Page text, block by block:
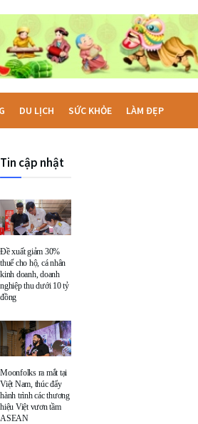
DU LỊCH SỨC KHỎE LÀM ĐẸP
Tin cập nhật
Đề xuất giảm 30%
thuế cho hộ, cá nhân
kinh doanh, doanh
nghiệp thu dưới 10 tỷ
đồng
Moonfolks ra mắt tại
Việt Nam, thúc đẩy
hành trình các thương
hiệu Việt vươn tầm
ASEAN